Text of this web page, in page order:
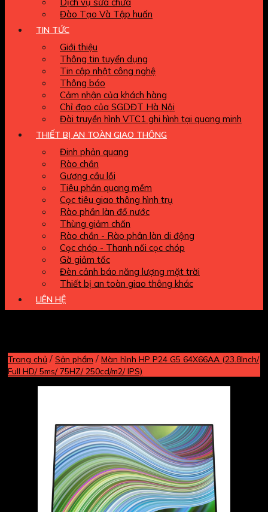
Đào Tạo Và Tập huấn
TIN TỨC
Giới thiệu
Thông tin tuyển dụng
Tin cập nhật công nghệ
Thông báo
Cảm nhận của khách hàng
Chỉ đạo của SGDĐT Hà Nội
Đài truyền hình VTC1 ghi hình tại quang minh
THIẾT BỊ AN TOÀN GIAO THÔNG
Đinh phản quang
Rào chắn
Gương cầu lồi
Tiêu phản quang mềm
Cọc tiêu giao thông hình trụ
Rào phần làn đổ nước
Thùng giảm chấn
Rào chắn - Rào phân làn di động
Cọc chóp - Thanh nối cọc chóp
Gờ giảm tốc
Đèn cảnh báo năng lượng mặt trời
Thiết bị an toàn giao thông khác
LIÊN HỆ
Trang chủ / Sản phẩm / Màn hình HP P24 G5 64X66AA (23.8Inch/
Full HD/ 5ms/ 75HZ/ 250cd/m2/ IPS)